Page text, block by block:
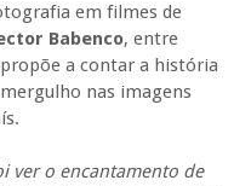
em filmes de
Babenco, entre
a contar a história
nas imagens
ver o encantamento de